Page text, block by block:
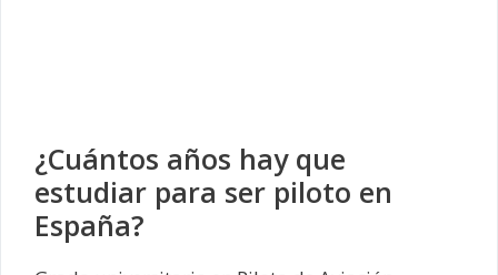
¿Cuántos años hay que
estudiar para ser piloto en
España?